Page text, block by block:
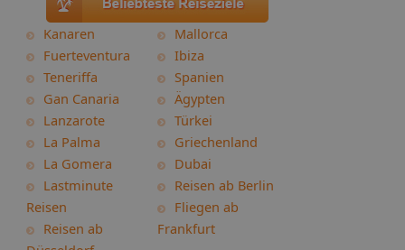
Kanaren
Fuerteventura
Teneriffa
Gan Canaria
Lanzarote
La Palma
La Gomera
Lastminute
Reisen
Reisen ab
Mallorca
Ibiza
Spanien
Ägypten
Türkei
Griechenland
Dubai
Reisen ab Berlin
Fliegen ab
Frankfurt